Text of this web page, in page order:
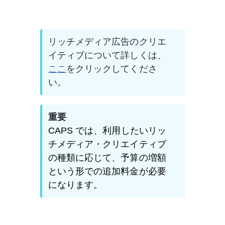
リッチメディア広告のクリエ
イティブについて詳しくは、
ここ をクリックしてくださ
い。
重要
CAPS では、利用したいリッ
チメディア・クリエイティブ
の種類に応じて、予算の増額
という形での追加料金が必要
になります。